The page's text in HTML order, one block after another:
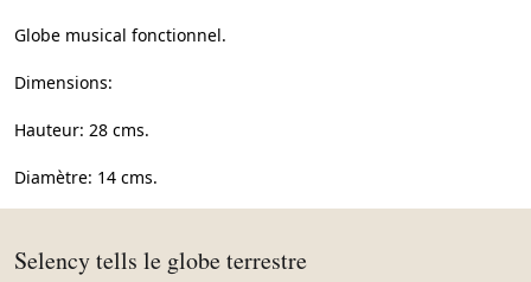
Globe musical fonctionnel.
Dimensions:
Hauteur: 28 cms.
Diamètre: 14 cms.
Selency tells le globe terrestre